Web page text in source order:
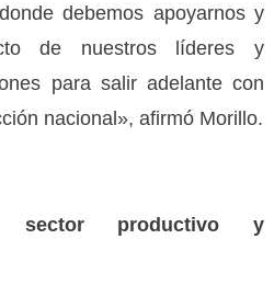
debemos apoyarnos y
de nuestros líderes y
para salir adelante con
nacional», afirmó Morillo.
productivo y